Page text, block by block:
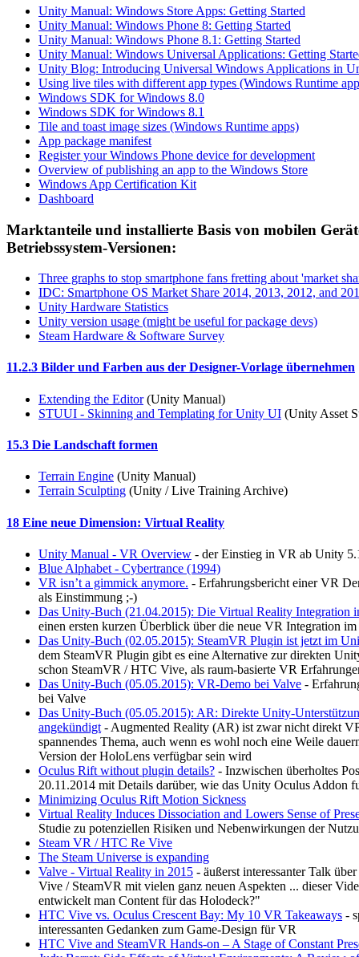
Unity Manual: Windows Store Apps: Getting Started
Unity Manual: Windows Phone 8: Getting Started
Unity Manual: Windows Phone 8.1: Getting Started
Unity Manual: Windows Universal Applications: Getting
Unity Blog: Introducing Universal Windows Applications in
Using live tiles with different app types (Windows Runtime
Windows SDK for Windows 8.0
Windows SDK for Windows 8.1
Tile and toast image sizes (Windows Runtime apps)
App package manifest
Register your Windows Phone device for development
Overview of publishing an app to the Windows Store
Windows App Certification Kit
Dashboard
Marktanteile und installierte Basis von mobilen
Betriebssystem-Versionen:
Three graphs to stop smartphone fans fretting about 'market
IDC: Smartphone OS Market Share 2014, 2013, 2012, and
Unity Hardware Statistics
Unity version usage (might be useful for package devs)
Steam Hardware & Software Survey
11.2.3 Bilder und Farben aus der Designer-Vorlage übernehmen
Extending the Editor(Unity Manual)
STUUI - Skinning and Templating for Unity UI (Unity Asset
15.3 Die Landschaft formen
Terrain Engine (Unity Manual)
Terrain Sculpting (Unity / Live Training Archive)
18 Eine neue Dimension: Virtual Reality
Unity Manual - VR Overview - der Einstieg in VR ab Unity
Blue Alphabet - Cybertrance (1994)
VR isn’t a gimmick anymore. - Erfahrungsbericht einer VR
als Einstimmung ;-)
Das Unity-Buch (21.04.2015): Die Virtual Reality Integration
einen ersten kurzen Überblick über die neue VR Integration
Das Unity-Buch (02.05.2015): SteamVR Plugin ist jetzt im
dem SteamVR Plugin gibt es eine Alternative zur direkten
schon SteamVR / HTC Vive, als raum-basierte VR
Das Unity-Buch (05.05.2015): VR-Demo bei Valve -
bei Valve
Das Unity-Buch (05.05.2015): AR: Direkte Unity-
angekündigt - Augmented Reality (AR) ist zwar nicht direkt
spannendes Thema, auch wenn es wohl noch eine Weile
Version der HoloLens verfügbar sein wird
Oculus Rift without plugin details? - Inzwischen überholtes
20.11.2014 mit Details darüber, wie das Unity Oculus Addon
Minimizing Oculus Rift Motion Sickness
Virtual Reality Induces Dissociation and Lowers Sense of
Studie zu potenziellen Risiken und Nebenwirkungen der
Steam VR / HTC Re Vive
The Steam Universe is expanding
Valve - Virtual Reality in 2015 - äußerst interessanter Talk
Vive / SteamVR mit vielen ganz neuen Aspekten ... dieser
entwickelt man Content für das Holodeck?"
HTC Vive vs. Oculus Crescent Bay: My 10 VR Takeaways -
interessanten Gedanken zum Game-Design für VR
HTC Vive and SteamVR Hands-on – A Stage of Constant